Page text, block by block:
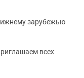
зарубежью
всех